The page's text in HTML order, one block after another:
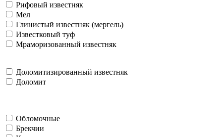
Рифовый известняк
Мел
Глинистый известняк (мергель)
Известковый туф
Мраморизованный известняк
Доломитизированный известняк
Доломит
Обломочные
Брекчии